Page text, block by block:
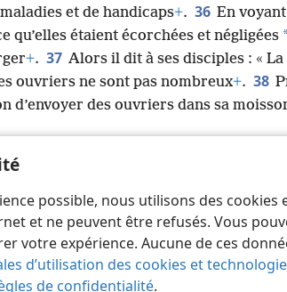
possible, nous utilisons des
et ne peuvent être refusés. Vous
votre expérience. Aucune de ces
d’utilisation des cookies et
de confidentialité.
et de handicaps+. 36 En
qu’elles étaient écorchées et négligées
+. 37 Alors il dit à ses disciples : « La
ouvriers ne sont pas nombreux+. 38
d’envoyer des ouvriers dans sa
Tract Society of Pennsylvania Conditions d’utilisation